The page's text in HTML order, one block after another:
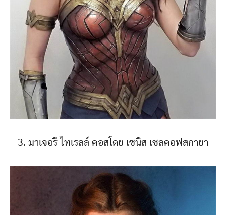
3. มาเจอรี ไทเรลล์ คอสโดย เซนิส เชลคอฟสกายา